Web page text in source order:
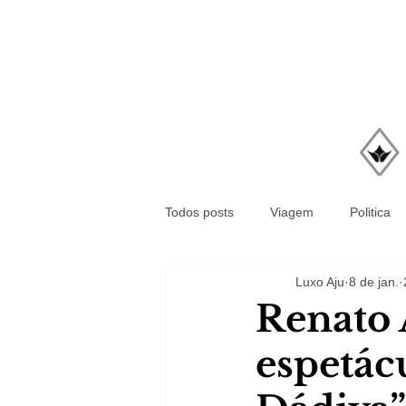
Todos posts Viagem Politica
Renato
Luxo Aju 8 de jan.